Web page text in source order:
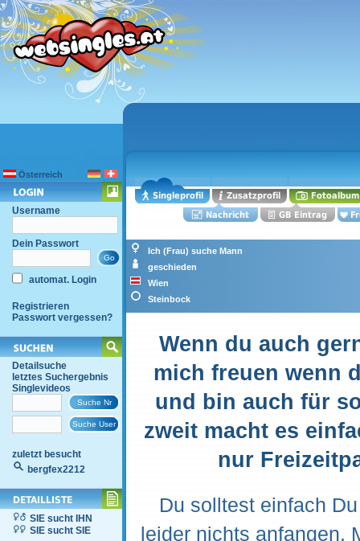
Österreich
Username
Dein Passwort
automat. Login
Registrieren
Passwort vergessen?
Detailsuche
letztes Suchergebnis
Singlevideos
zuletzt besucht
bergfex2212
SIE sucht IHN
SIE sucht SIE
Ich (Frau) suche Mann
geschieden
Wien
Steinbock
Wenn du auch
mich freuen wenn
und bin auch für
zweit macht es
nur
Du solltest einfach
leider nichts anfangen.